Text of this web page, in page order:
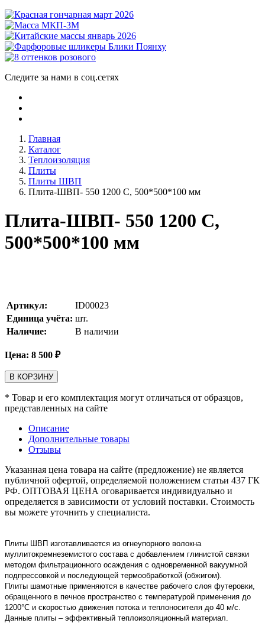
Следите за нами в соц.сетях
Главная
Каталог
Теплоизоляция
Плиты
Плиты ШВП
Плита-ШВП- 550 1200 С, 500*500*100 мм
Плита-ШВП- 550 1200 С,
500*500*100 мм
Артикул:
ID00023
Единица учёта: шт.
Наличие:
В наличии
Цена: 8 500 ₽
В КОРЗИНУ
* Товар и его комплектация могут отличаться от образцов,
представленных на сайте
Описание
Дополнительные товары
Отзывы
Указанная цена товара на сайте (предложение) не является
публичной офертой, определяемой положением статьи 437 ГК
РФ. ОПТОВАЯ ЦЕНА оговаривается индивидуально и
определяется в зависимости от условий поставки. Стоимость
вы можете уточнить у специалиста.
Плиты ШВП изготавливается из огнеупорного волокна
муллитокремнеземистого состава с добавлением глинистой связки
методом фильтрационного осаждения с одновременной вакуумной
подпрессовкой и последующей термообработкой (обжигом).
Плиты шамотные применяются в качестве рабочего слоя футеровки,
обращенного в печное пространство с температурой применения до
1200°C и скоростью движения потока и теплоносителя до 40 м/с.
Данные плиты – эффективный теплоизоляционный материал.